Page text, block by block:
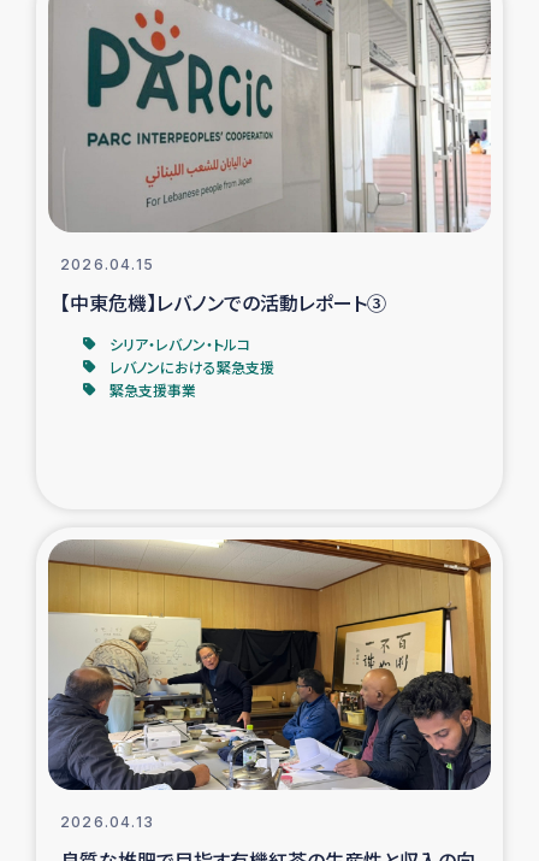
漁民によるマングローブ植林活動
レバノンでのシリア難民への食糧・越冬支援
レバノンにおける緊急支援
レバノンでのシリア難民への教育支援事業
レバノンでのシリア難民・レバノン人への農業支援
海外ルーツの市民との共生
復興応援隊の活動
仮設住宅生活支援・農業復興支援
漁業復興支援
インターン・ボランティア日誌
2026.04.15
【中東危機】レバノンでの活動レポート③
シリア・レバノン・トルコ
レバノンにおける緊急支援
緊急支援事業
2026.04.13